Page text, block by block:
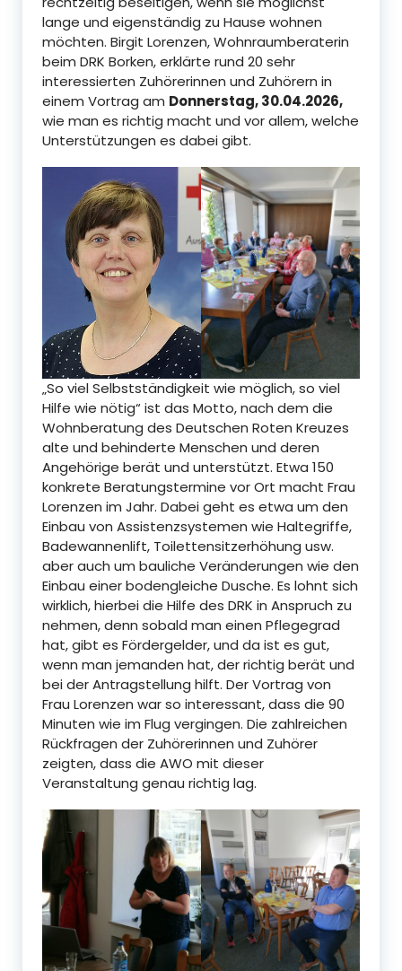
lange und eigenständig zu Hause wohnen
möchten. Birgit Lorenzen, Wohnraumberaterin
beim DRK Borken, erklärte rund 20 sehr
interessierten Zuhörerinnen und Zuhörern in
einem Vortrag am Donnerstag, 30.04.2026,
wie man es richtig macht und vor allem, welche
Unterstützungen es dabei gibt.
„So viel Selbstständigkeit wie möglich, so viel
Hilfe wie nötig“ ist das Motto, nach dem die
Wohnberatung des Deutschen Roten Kreuzes
alte und behinderte Menschen und deren
Angehörige berät und unterstützt. Etwa 150
konkrete Beratungstermine vor Ort macht Frau
Lorenzen im Jahr. Dabei geht es etwa um den
Einbau von Assistenzsystemen wie Haltegriffe,
Badewannenlift, Toilettensitzerhöhung usw.
aber auch um bauliche Veränderungen wie den
Einbau einer bodengleiche Dusche. Es lohnt sich
wirklich, hierbei die Hilfe des DRK in Anspruch zu
nehmen, denn sobald man einen Pflegegrad
hat, gibt es Fördergelder, und da ist es gut,
wenn man jemanden hat, der richtig berät und
bei der Antragstellung hilft. Der Vortrag von
Frau Lorenzen war so interessant, dass die 90
Minuten wie im Flug vergingen. Die zahlreichen
Rückfragen der Zuhörerinnen und Zuhörer
zeigten, dass die AWO mit dieser
Veranstaltung genau richtig lag.